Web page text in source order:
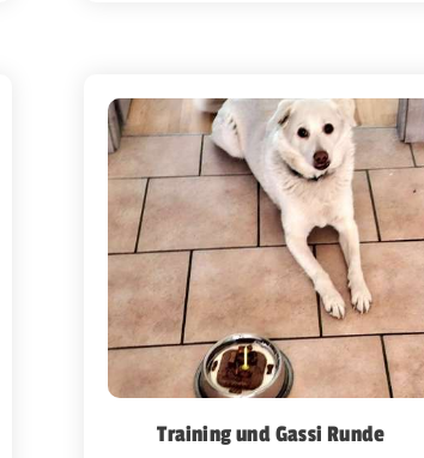
Training und Gassi Runde